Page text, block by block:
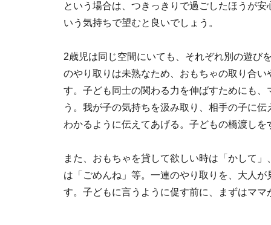
という場合は、つきっきりで過ごしたほうが
いう気持ちで望むと良いでしょう。
2歳児は同じ空間にいても、それぞれ別の遊び
のやり取りは未熟なため、おもちゃの取り合
す。子ども同士の関わる力を伸ばすためにも
う。我が子の気持ちを汲み取り、相手の子に
わかるように伝えてあげる。子どもの橋渡し
また、おもちゃを貸して欲しい時は「かして
は「ごめんね」等。一連のやり取りを、大人
す。子どもに言うように促す前に、まずはマ